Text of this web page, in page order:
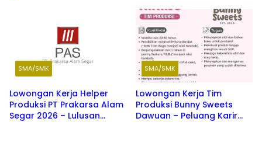
SMA/SMK
Lowongan Kerja Helper
Produksi PT Prakarsa Alam
Segar 2026 – Lulusan
SMA/SMK
Lowongan Kerja Tim
Produksi Bunny Sweets
Dawuan – Peluang Karir